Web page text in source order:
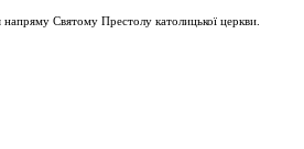
Святому Престолу католицької церкви.